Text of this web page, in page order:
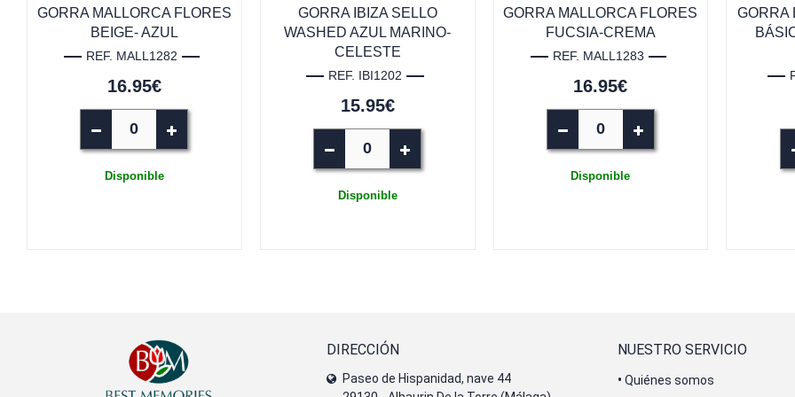
GORRA MALLORCA FLORES
BEIGE- AZUL
REF. MALL1282
16.95€
Disponible
GORRA IBIZA SELLO
WASHED AZUL MARINO-
CELESTE
REF. IBI1202
15.95€
Disponible
GORRA MALLORCA FLORES
FUCSIA-CREMA
REF. MALL1283
16.95€
Disponible
GORRA
DIRECCIÓN
Paseo de Hispanidad, nave 44
NUESTRO SERVICIO
• Quiénes somos